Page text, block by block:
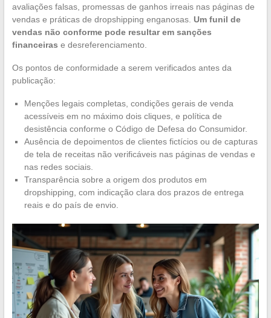
avaliações falsas, promessas de ganhos irreais nas páginas de
vendas e práticas de dropshipping enganosas. Um funil de
vendas não conforme pode resultar em sanções
financeiras e desreferenciamento.
Os pontos de conformidade a serem verificados antes da
publicação:
Menções legais completas, condições gerais de venda
acessíveis em no máximo dois cliques, e política de
desistência conforme o Código de Defesa do Consumidor.
Ausência de depoimentos de clientes fictícios ou de capturas
de tela de receitas não verificáveis nas páginas de vendas e
nas redes sociais.
Transparência sobre a origem dos produtos em
dropshipping, com indicação clara dos prazos de entrega
reais e do país de envio.